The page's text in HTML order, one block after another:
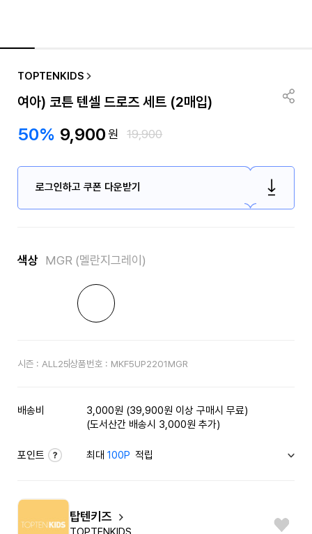
TOPTENKIDS
여아) 코튼 텐셀 드로즈 세트 (2매입)
50% 9,900원 19,900
로그인하고 쿠폰 다운받기
색상 MGR (멜란지그레이)
시즌 : ALL25상품번호 : MKF5UP2201MGR
배송비
3,000원 (39,900원 이상 구매시 무료)
(도서산간 배송시 3,000원 추가)
포인트 최대100P 적립
탑텐키즈